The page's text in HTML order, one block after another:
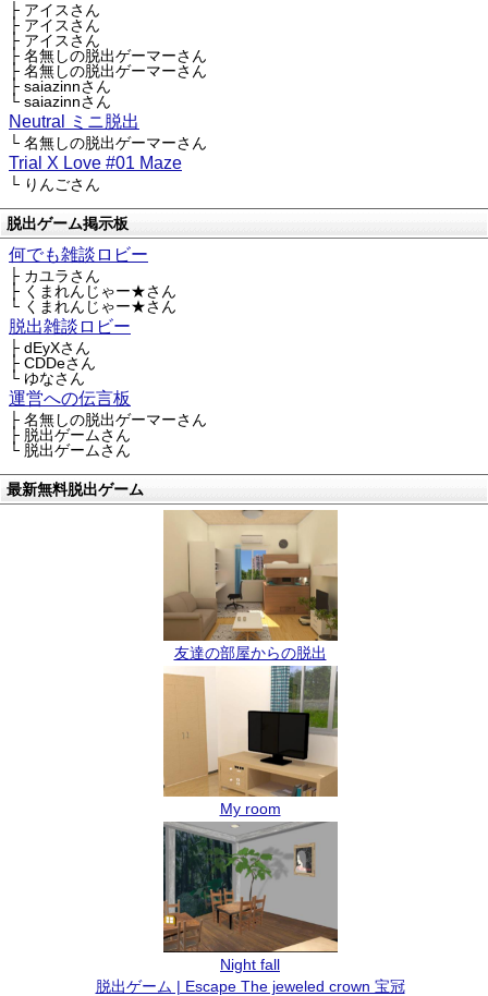
├ アイスさん
├ アイスさん
├ アイスさん
├ 名無しの脱出ゲーマーさん
├ 名無しの脱出ゲーマーさん
├ saiazinnさん
└ saiazinnさん
Neutral ミニ脱出
└ 名無しの脱出ゲーマーさん
Trial X Love #01 Maze
└ りんごさん
脱出ゲーム掲示板
何でも雑談ロビー
├ カユラさん
├ くまれんじゃー★さん
└ くまれんじゃー★さん
脱出雑談ロビー
├ dEyXさん
├ CDDeさん
└ ゆなさん
運営への伝言板
├ 名無しの脱出ゲーマーさん
├ 脱出ゲームさん
└ 脱出ゲームさん
最新無料脱出ゲーム
友達の部屋からの脱出
My room
Night fall
脱出ゲーム | Escape The jeweled crown 宝冠